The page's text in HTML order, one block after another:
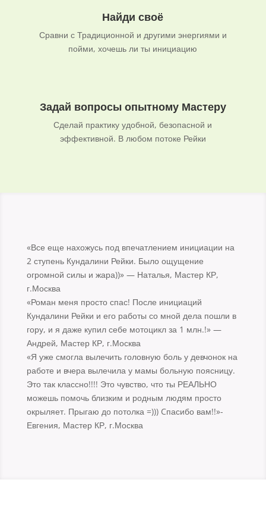
Найди своё
Сравни с Традиционной и другими энергиями и
пойми, хочешь ли ты инициацию
Задай вопросы опытному Мастеру
Сделай практику удобной, безопасной и
эффективной. В любом потоке Рейки
«Все еще нахожусь под впечатлением инициации на
2 ступень Кундалини Рейки. Было ощущение
огромной силы и жара))» — Наталья, Мастер КР,
г.Москва
«Роман меня просто спас! После инициаций
Кундалини Рейки и его работы со мной дела пошли в
гору, и я даже купил себе мотоцикл за 1 млн.!» —
Андрей, Мастер КР, г.Москва
«Я уже смогла вылечить головную боль у девчонок на
работе и вчера вылечила у мамы больную поясницу.
Это так классно!!!! Это чувство, что ты РЕАЛЬНО
можешь помочь близким и родным людям просто
окрыляет. Прыгаю до потолка =))) Cпасибо вам!!»-
Евгения, Мастер КР, г.Москва